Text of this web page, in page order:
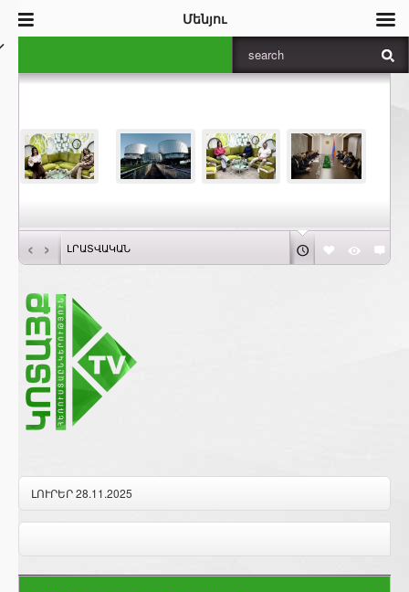
‹ › ԼՐԱՏՎԱԿԱՆ
ԼՈՒՐԵՐ 28.11.2025
Մենյու